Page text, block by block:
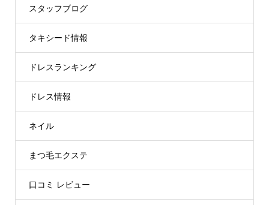
スタッフブログ
タキシード情報
ドレスランキング
ドレス情報
ネイル
まつ毛エクステ
口コミ レビュー